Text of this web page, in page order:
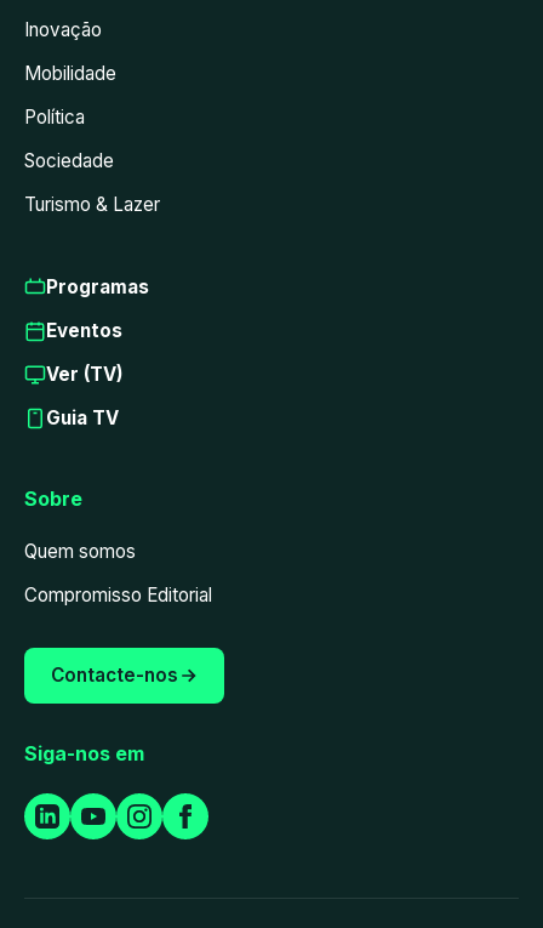
Inovação
Mobilidade
Política
Sociedade
Turismo & Lazer
Programas
Eventos
Ver (TV)
Guia TV
Sobre
Quem somos
Compromisso Editorial
Contacte-nos
Siga-nos em